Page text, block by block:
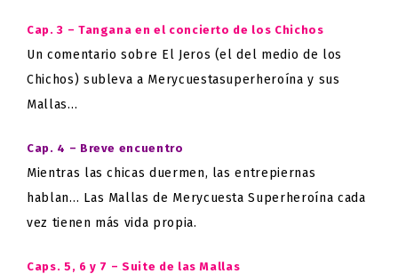
Cap. 3 – Tangana en el concierto de los Chichos
Un comentario sobre El Jeros (el del medio de los
Chichos) subleva a Merycuestasuperheroína y sus
Mallas…
Cap. 4 – Breve encuentro
Mientras las chicas duermen, las entrepiernas
hablan… Las Mallas de Merycuesta Superheroína cada
vez tienen más vida propia.
Caps. 5, 6 y 7 – Suite de las Mallas